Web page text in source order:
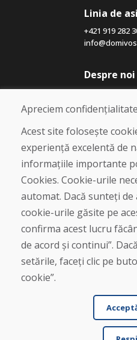
Linia de
+421 919 282
Despre noi
Blog
Despre noi
Magazin
Contact
Magazin
Livrare și plată
Plângere
Retur și
Protecția
Cookies
Apreciem
Acest site folosește
experiență excelentă de
informațiile importante
Cookies. Cookie-urile
automat. Dacă sunteți
cookie-urile găsite pe
confirma acest lucru
de acord și continui”.
setările, faceți clic pe
cookie”.